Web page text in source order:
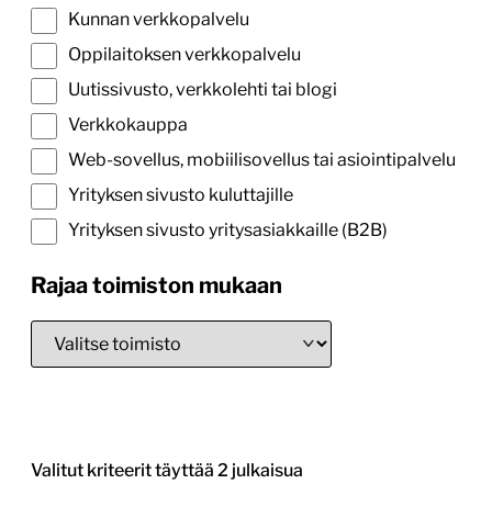
Kunnan verkkopalvelu
Oppilaitoksen verkkopalvelu
Uutissivusto, verkkolehti tai blogi
Verkkokauppa
Web-sovellus, mobiilisovellus tai asiointipalvelu
Yrityksen sivusto kuluttajille
Yrityksen sivusto yritysasiakkaille (B2B)
Rajaa toimiston mukaan
Valitut kriteerit täyttää 2 julkaisua